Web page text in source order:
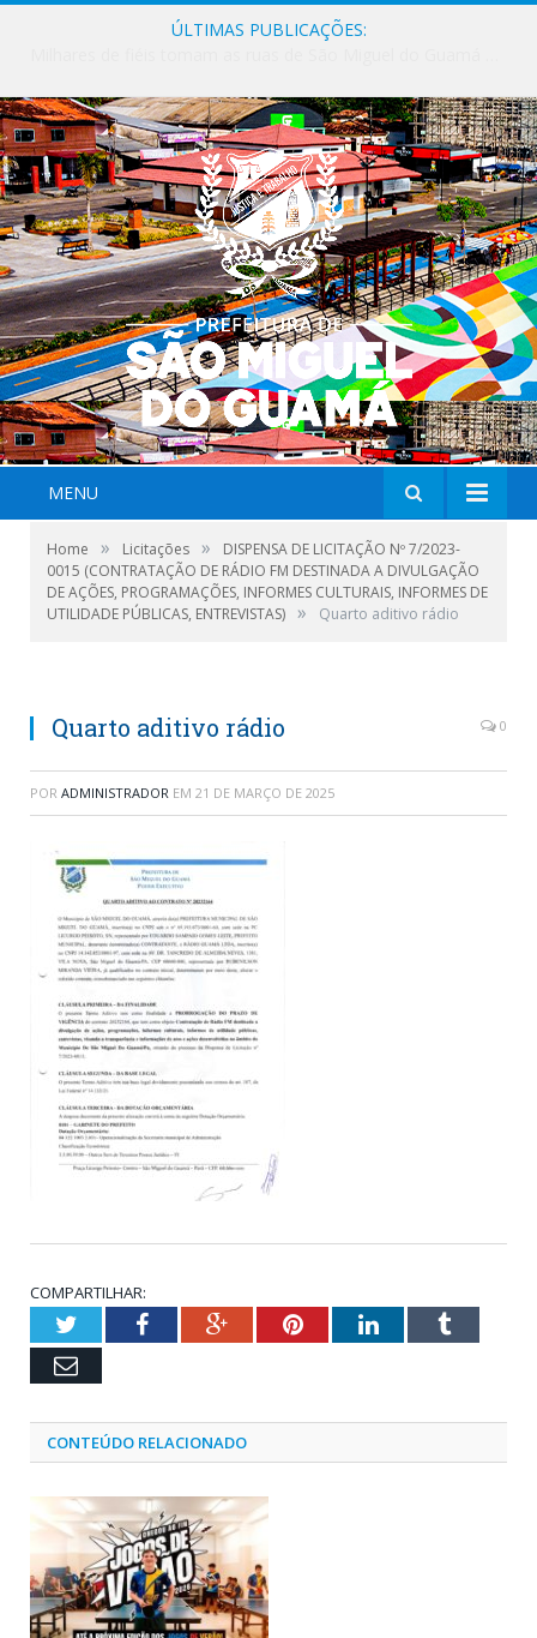
ÚLTIMAS PUBLICAÇÕES:
MENU
Home » Licitações »
DISPENSA DE LICITAÇÃO Nº 7/2023-
0015 (CONTRATAÇÃO DE RÁDIO FM DESTINADA A DIVULGAÇÃO
DE AÇÕES, PROGRAMAÇÕES, INFORMES CULTURAIS, INFORMES DE
UTILIDADE PÚBLICAS, ENTREVISTAS) » Quarto aditivo rádio
Quarto aditivo rádio 0
POR ADMINISTRADOR EM 21 DE MARÇO DE 2025
COMPARTILHAR:
TwitterFacebookGoogle+PinterestLinkedInTumblr
Email
CONTEÚDO RELACIONADO